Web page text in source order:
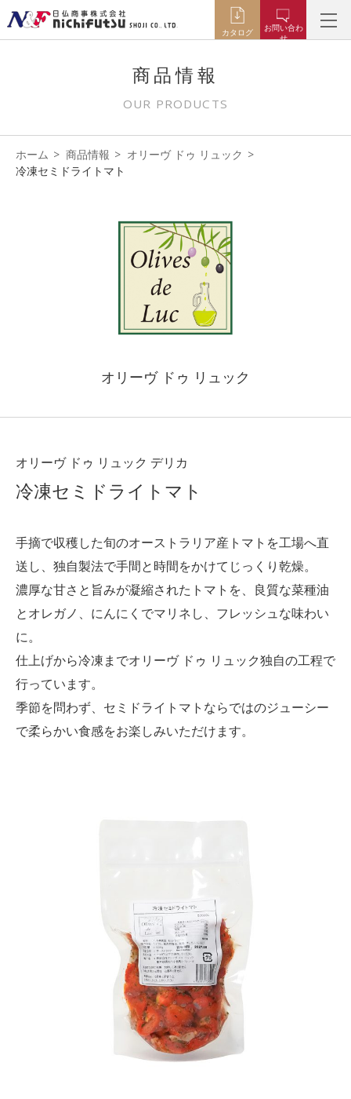
カタログ
お問い合わ
せ
商品情報
OUR PRODUCTS
ホーム 商品情報
オリーヴ ドゥ リュック
冷凍セミドライトマト
オリーヴ ドゥ リュック
オリーヴ ドゥ リュック デリカ
冷凍セミドライトマト
手摘で収穫した旬のオーストラリア産トマトを工場へ直
送し、独自製法で手間と時間をかけてじっくり乾燥。
濃厚な甘さと旨みが凝縮されたトマトを、良質な菜種油
とオレガノ、にんにくでマリネし、フレッシュな味わい
に。
仕上げから冷凍までオリーヴ ドゥ リュック独自の工程で
行っています。
季節を問わず、セミドライトマトならではのジューシー
で柔らかい食感をお楽しみいただけます。